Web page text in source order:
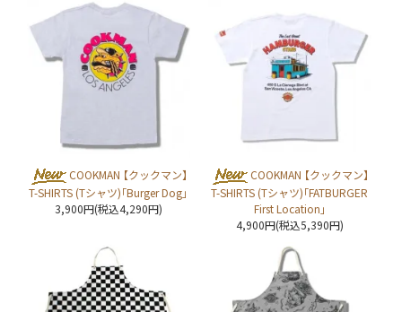
COOKMAN 【クックマン】
T-SHIRTS (Tシャツ)「Burger Dog」
3,900円(税込4,290円)
COOKMAN 【クックマン】
T-SHIRTS (Tシャツ)「FATBURGER
First Location」
4,900円(税込5,390円)